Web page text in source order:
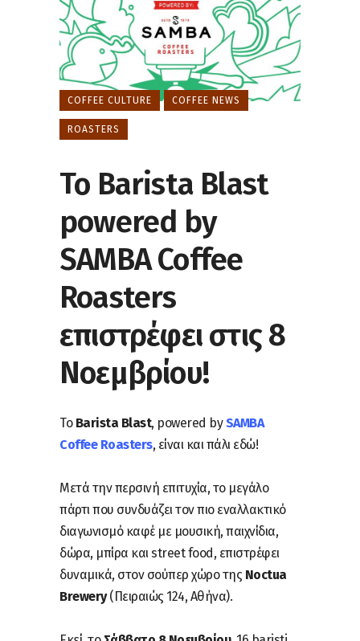
COFFEE CULTURE COFFEE NEWS
ROASTERS
Το Barista Blast
powered by
SAMBA Coffee
Roasters
επιστρέφει στις 8
Νοεμβρίου!
Το Barista Blast, powered bySAMBA
Coffee Roasters, είναι και πάλι εδώ!
Μετά την περσινή επιτυχία, το μεγάλο
πάρτι που συνδυάζει τον πιο εναλλακτικό
διαγωνισμό καφέ με μουσική, παιχνίδια,
δώρα, μπίρα και street food, επιστρέφει
δυναμικά, στον σούπερ χώρο της Noctua
Brewery(Πειραιώς 124, Αθήνα).